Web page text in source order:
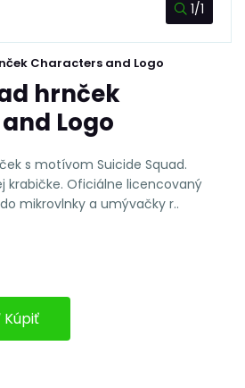
1/1
Characters and Logo
hrnček
Logo
s motívom Suicide Squad.
krabičke. Oficiálne licencovaný
mikrovlnky a umývačky r..
Kúpiť